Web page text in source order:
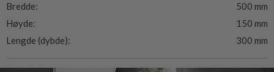
Bredde:
500 mm
Høyde:
150 mm
Lengde (dybde):
300 mm